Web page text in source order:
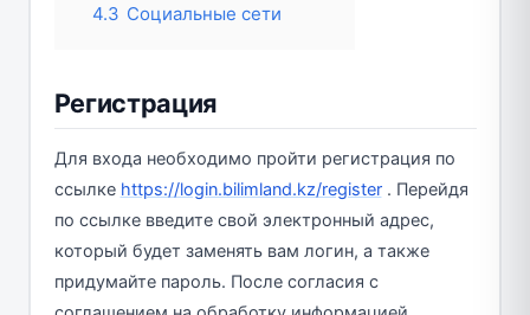
4.3 Социальные сети
Регистрация
Для входа необходимо пройти регистрация по
ссылке https://login.bilimland.kz/register. Перейдя
по ссылке введите свой электронный адрес,
который будет заменять вам логин, а также
придумайте пароль. После согласия с